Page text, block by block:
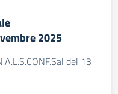
2025
del 13